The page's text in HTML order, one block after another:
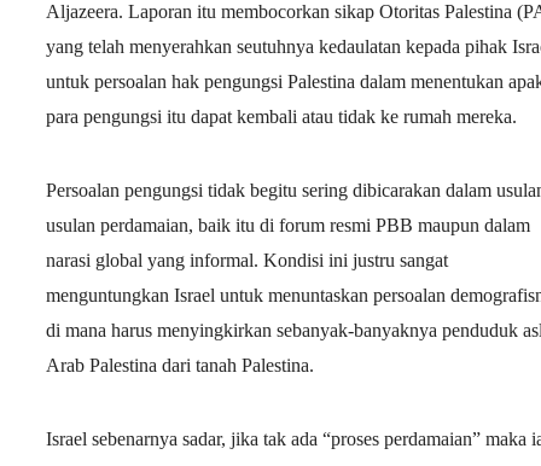
Aljazeera. Laporan itu membocorkan sikap Otoritas Palestina
yang telah menyerahkan seutuhnya kedaulatan kepada pihak
untuk persoalan hak pengungsi Palestina dalam menentukan
para pengungsi itu dapat kembali atau tidak ke rumah mereka.
Persoalan pengungsi tidak begitu sering dibicarakan dalam
usulan perdamaian, baik itu di forum resmi PBB maupun dalam
narasi global yang informal. Kondisi ini justru sangat
menguntungkan Israel untuk menuntaskan persoalan
di mana harus menyingkirkan sebanyak-banyaknya penduduk
Arab Palestina dari tanah Palestina.
Israel sebenarnya sadar, jika tak ada “proses perdamaian” maka